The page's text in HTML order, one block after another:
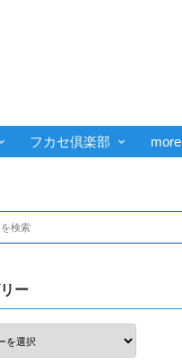
フカセ倶楽部 more
ー